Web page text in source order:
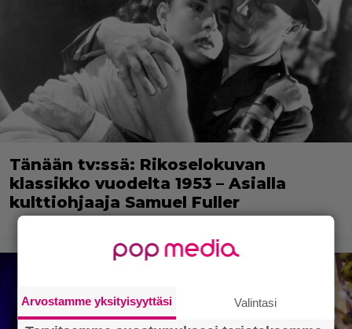
Tänään tv:ssä: Rikoselokuvan
klassikko vuodelta 1953 – Asialla
kulttiohjaaja Samuel Fuller
Arvostamme yksityisyyttäsi Valintasi